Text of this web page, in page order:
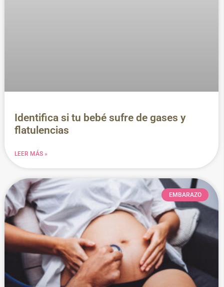
Identifica si tu bebé sufre de gases y
flatulencias
LEER MÁS »
EMBARAZO